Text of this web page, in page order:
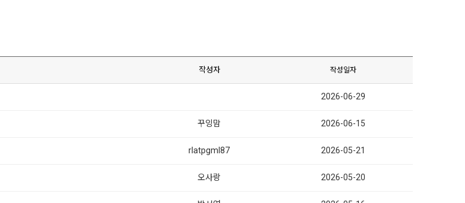
작성자 작성일자
2026-06-29
꾸잉맘 2026-06-15
rlatpgml87 2026-05-21
오사랑 2026-05-20